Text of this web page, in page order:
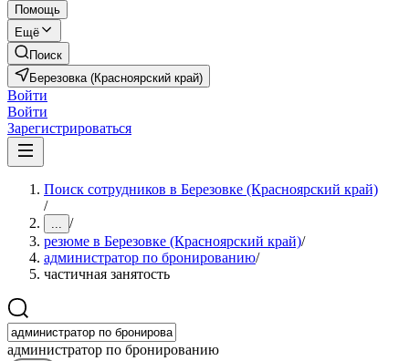
Помощь
Ещё
Поиск
Березовка (Красноярский край)
Войти
Войти
Зарегистрироваться
Поиск сотрудников в Березовке (Красноярский край)
/
... /
резюме в Березовке (Красноярский край)/
администратор по бронированию/
частичная занятость
администратор по бронированию